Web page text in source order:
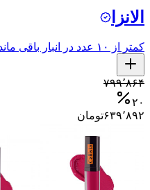
الانزا
کمتر از ۱۰ عدد در انبار باقی مانده
۷۹۹٬۸۶۴
۲۰
۶۳۹٬۸۹۲تومان